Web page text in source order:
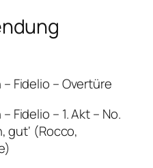
Fidelio – Overtüre
Fidelio – 1. Akt – No.
gut‘ (Rocco,